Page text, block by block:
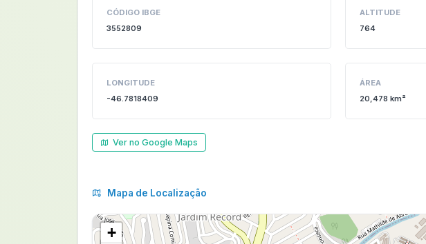
CÓDIGO IBGE
3552809
ALTITUDE
764
LONGITUDE
-46.7818409
ÁREA
20,478 km²
Ver no Google Maps
Mapa de Localização
+